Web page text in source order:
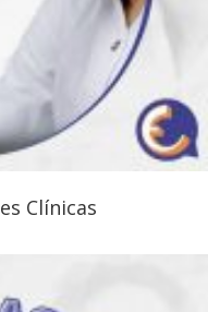
Clínicas